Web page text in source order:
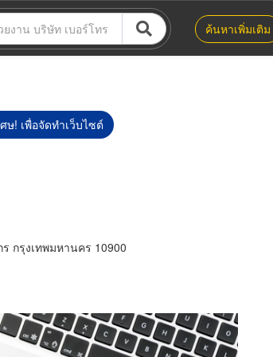
ค้นหาเพิ่มเติม
! เพื่อจัดทำเว็บไซต์
กรุงเทพมหานคร 10900